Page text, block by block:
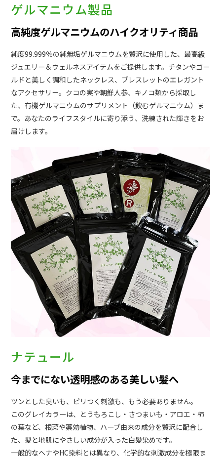
ゲルマニウム製品
高純度ゲルマニウムのハイクオリティ商品
純度99.999％の純無垢ゲルマニウムを贅沢に使用した、最高級
ジュエリー＆ウェルネスアイテムをご提供します。チタンやゴー
ルドと美しく調和したネックレス、ブレスレットのエレガント
なアクセサリー。クコの実や朝鮮人参、キノコ類から採取し
た、有機ゲルマニウムのサプリメント（飲むゲルマニウム）ま
で。あなたのライフスタイルに寄り添う、洗練された輝きをお
届けします。
ナテュール
今までにない透明感のある美しい髪へ
ツンとした臭いも、ピリつく刺激も、もう必要ありません。
このグレイカラーは、とうもろこし・さつまいも・アロエ・柿
の葉など、根菜や薬効植物、ハーブ由来の成分を贅沢に配合し
た、髪と地肌にやさしい成分が入った白髪染めです。
一般的なヘナやHC染料とは異なり、化学的な刺激成分を極限ま